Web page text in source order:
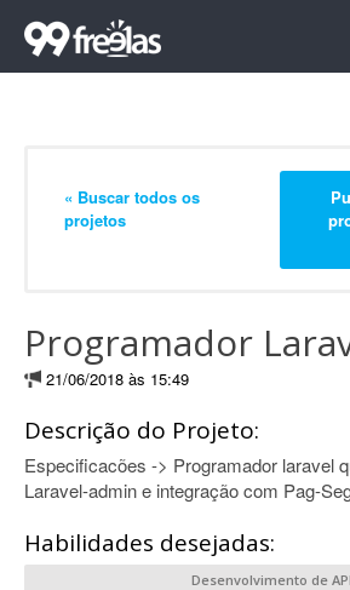
« Buscar todos os
projetos
Programador
21/06/2018 às 15:49
Descrição do Projeto:
Especificacões -> Programador laravel
Laravel-admin e integração com Pag-
Habilidades desejadas:
Desenvolvimento de API